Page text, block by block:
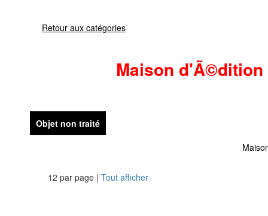
Retour aux catégories
Maison d'Ã©dition
Objet non traité
12 par page | Tout afficher